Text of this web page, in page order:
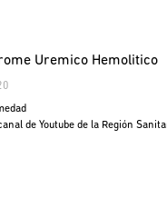
Uremico Hemolitico
de Youtube de la Región